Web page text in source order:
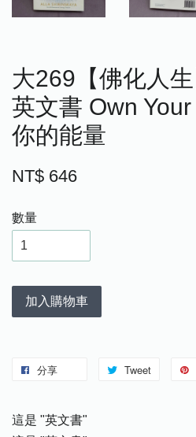
大269【佛化人
英文書 Own
你的能量
NT$ 646
數量
加入購物車
分享 Tweet
這是 "英文書"